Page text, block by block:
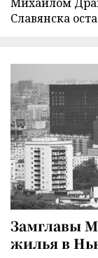
Михаилом
Славянска
Замглавы
жилья в